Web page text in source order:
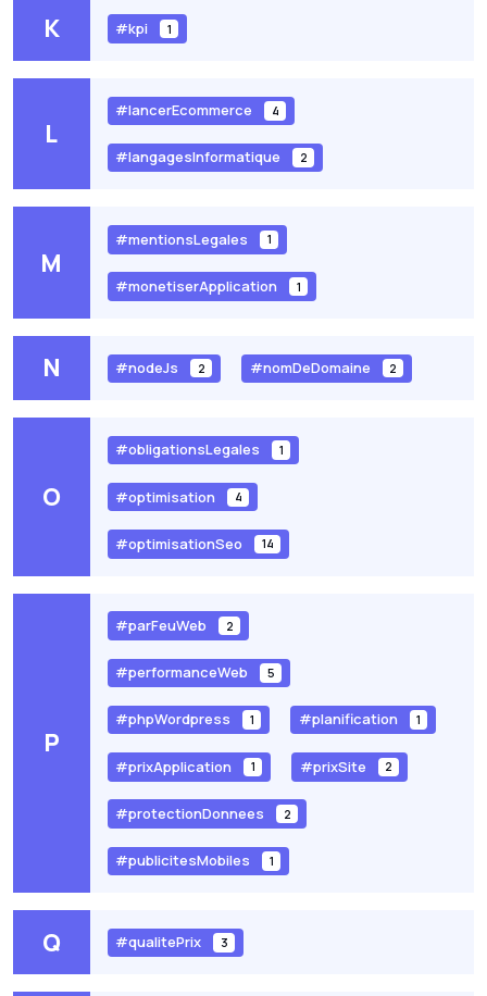
K #kpi 1
L
#lancerEcommerce 4
#langagesInformatique 2
M
#mentionsLegales 1
#monetiserApplication 1
N #nodeJs 2 #nomDeDomaine 2
O
#obligationsLegales 1
#optimisation 4
#optimisationSeo 14
P
#parFeuWeb 2
#performanceWeb 5
#phpWordpress 1 #planification 1
#prixApplication 1 #prixSite 2
#protectionDonnees 2
#publicitesMobiles 1
Q #qualitePrix 3